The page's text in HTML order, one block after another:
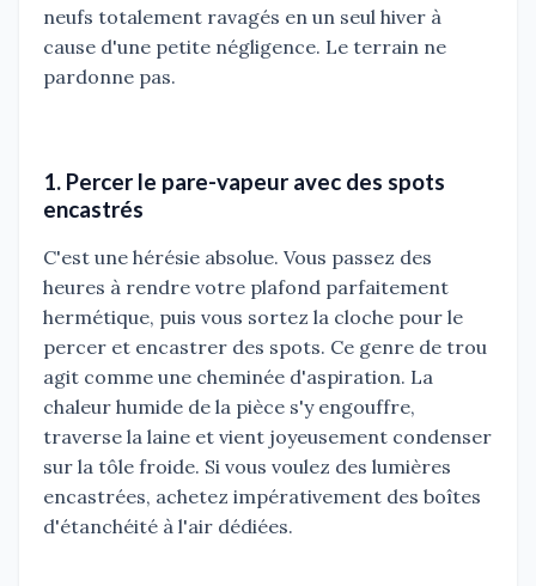
neufs totalement ravagés en un seul hiver à
cause d'une petite négligence. Le terrain ne
pardonne pas.
1. Percer le pare-vapeur avec des spots
encastrés
C'est une hérésie absolue. Vous passez des
heures à rendre votre plafond parfaitement
hermétique, puis vous sortez la cloche pour le
percer et encastrer des spots. Ce genre de trou
agit comme une cheminée d'aspiration. La
chaleur humide de la pièce s'y engouffre,
traverse la laine et vient joyeusement condenser
sur la tôle froide. Si vous voulez des lumières
encastrées, achetez impérativement des boîtes
d'étanchéité à l'air dédiées.